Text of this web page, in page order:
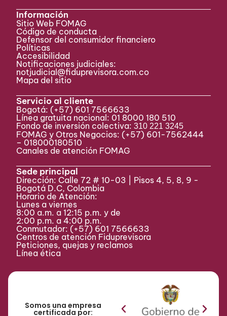
Información
Sitio Web FOMAG
Código de conducta
Defensor del consumidor financiero
Políticas
Accesibilidad
Notificaciones judiciales:
notjudicial@fiduprevisora.com.co
Mapa del sitio
Servicio al cliente
Bogotá: (+57) 601 7566633
Línea gratuita nacional: 01 8000 180 510
Fondo de inversión colectiva:310 221 3245
FOMAG y Otros Negocios: (+57) 601-7562444
– 018000180510
Canales de atención FOMAG
Sede principal
Dirección: Calle 72 # 10-03 | Pisos 4, 5, 8, 9 -
Bogotá D.C, Colombia
Horario de Atención:
Lunes a viernes
8:00 a.m. a 12:15 p.m. y de
2:00 p.m. a 4:00 p.m.
Conmutador: (+57) 601 7566633
Centros de atención Fiduprevisora
Peticiones, quejas y reclamos
Línea ética
Somos una empresa
certificada por: